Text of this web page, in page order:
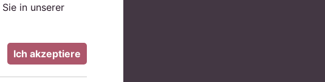
in unserer
Ich akzeptiere